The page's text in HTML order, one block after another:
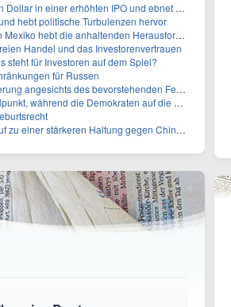
und ebnet den Weg für nicht-opioide Schmerztherapie
hebt politische Turbulenzen hervor
in der Governance und im Geschäftsumfeld hervor
Handel und das Investorenvertrauen
steht für Investoren auf dem Spiel?
für Russen
des bevorstehenden Ferienbeginns
auf die Mehrheit im Repräsentantenhaus zielen
Haltung gegen Chinas militärische Provokationen